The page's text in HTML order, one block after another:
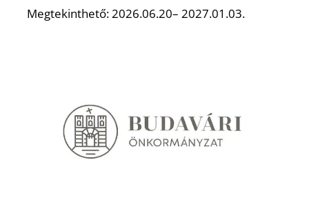
Megtekinthető: 2026.06.20– 2027.01.03.